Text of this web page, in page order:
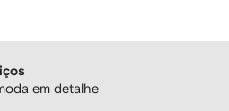
em detalhe